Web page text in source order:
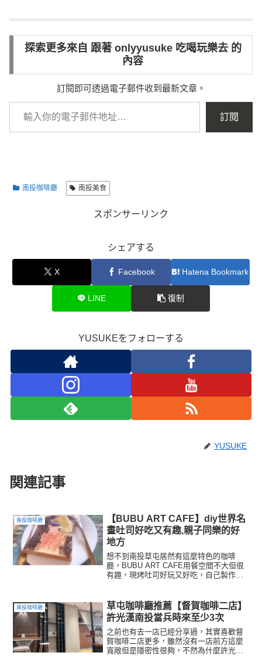
探索更多來自 跟著 onlyyusuke 吃喝玩樂去 的
內容
訂閱即可透過電子郵件收到最新文章。
訂閱
南投咖啡廳 南投美食
スポンサーリンク
シェアする
X Facebook Hatena Bookmark
LINE 復制
YUSUKEをフォローする
YUSUKE
関連記事
南投咖啡廳
【BUBU ART CAFE】diy世界名
畫吐司好吃又有趣,親子同樂的好
地方
想不到南投草屯居然有這麼特色的咖啡
廳，BUBU ART CAFE用餐空間不大但很
有趣，現烤吐司好玩又好吃，自己製作吐
廳。也有提供藝術相關課程，例如成人
畫、兒童畫、文創手作....等，這裡是畫廊
也能是讓人享受休閒品嚐美味咖啡和世界
名畫吐司的好地方。
南投咖啡廳
草屯咖啡廳推薦【督賀咖啡二店】
許光漢南投當兵時來至少3次
之前也有去一店已經分享過，其實喜歡督
賀咖啡二店更多，雖然沒有一店前方這麼
寬敞但是隱密性很夠，不然為什麼許光漢